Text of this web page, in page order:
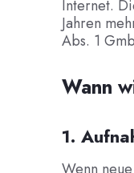
Internet.
Jahren
Abs. 1
Wann
1.